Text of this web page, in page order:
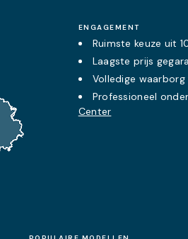
ENGAGEMENT
Ruimste keuze uit
Laagste prijs
Volledige
Professioneel
Center